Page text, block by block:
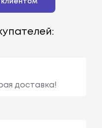
доставка!